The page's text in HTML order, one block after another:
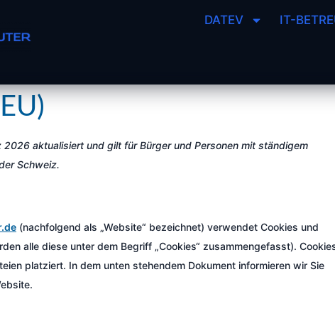
DATEV IT-
aktualisiert und gilt für Bürger und Personen mit ständigem
Schweiz.
(nachfolgend als „Website“ bezeichnet) verwendet Cookies und
alle diese unter dem Begriff „Cookies“ zusammengefasst).
platziert. In dem unten stehendem Dokument informieren wir Sie